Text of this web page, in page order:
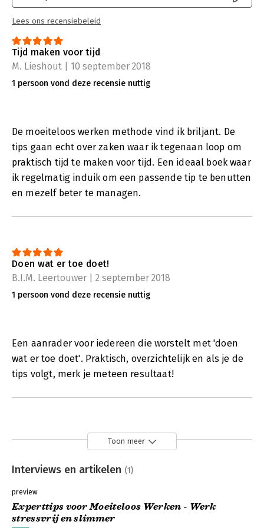
Lees ons recensiebeleid
Tijd maken voor tijd
M. Lieshout | 10 september 2018
1 persoon vond deze recensie nuttig
De moeiteloos werken methode vind ik briljant. De
tips gaan echt over zaken waar ik tegenaan loop om
praktisch tijd te maken voor tijd. Een ideaal boek waar
ik regelmatig induik om een passende tip te benutten
en mezelf beter te managen.
Doen wat er toe doet!
B.I.M. Leertouwer | 2 september 2018
1 persoon vond deze recensie nuttig
Een aanrader voor iedereen die worstelt met 'doen
wat er toe doet'. Praktisch, overzichtelijk en als je de
tips volgt, merk je meteen resultaat!
Toon meer
Interviews en artikelen (1)
preview
Experttips voor Moeiteloos Werken - Werk
stressvrij en slimmer